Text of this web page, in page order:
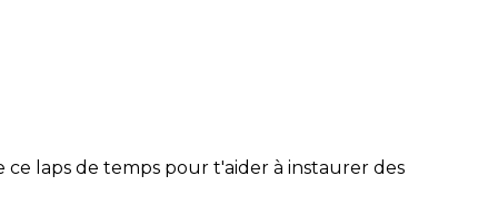
laps de temps pour t'aider à instaurer des